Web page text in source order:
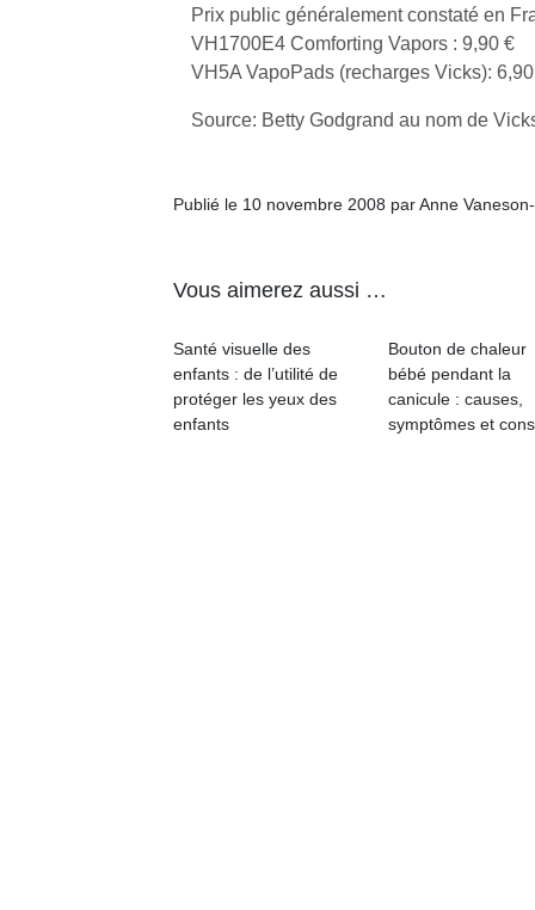
Prix public généralement constaté en
VH1700E4 Comforting Vapors : 9,90 €
VH5A VapoPads (recharges Vicks):
Source: Betty Godgrand au nom de
Publié le 10 novembre 2008 par Anne
Vous aimerez aussi …
Santé visuelle des
enfants : de l’utilité de
protéger les yeux des
enfants
Bouton de chaleur
bébé pendant la
canicule : causes,
symptômes et
mécanique
Beeper
Les
débordent
occupations
simple.
divertissement,
activité
physique
les petits !
Durant les
vacances
et avec le
jours, c’est